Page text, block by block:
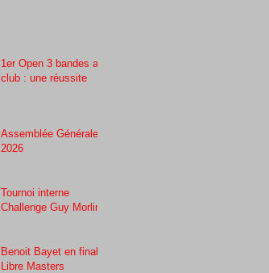
1er Open 3 bandes au
club : une réussite
Assemblée Générale
2026
Tournoi interne
Challenge Guy Morlin
Benoit Bayet en finale
Libre Masters